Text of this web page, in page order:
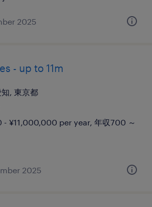
2025
- up to 11m
, 東京都
¥11,000,000 per year, 年収700 ～
2025